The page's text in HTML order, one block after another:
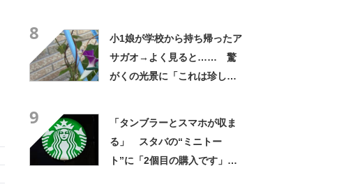
8
小1娘が学校から持ち帰ったア
サガオ→よく見ると…… 驚
がくの光景に「これは珍し
9
「タンブラーとスマホが収ま
る」 スタバの“ミニトー
ト”に「2個目の購入です」